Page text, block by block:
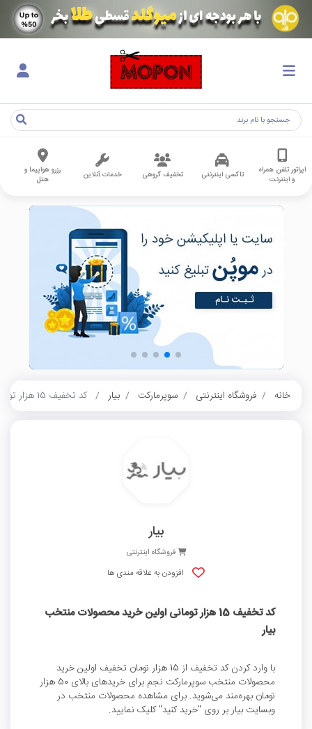
اپراتور تلفن همراه
و اینترنت
تاکسی اینترنتی تخفیف گروهی خدمات آنلاین
رزرو هواپیما و
هتل
خانه فروشگاه اینترنتی سوپرمارکت بیار کد تخفیف 15 هزار تومانی اولین خرید محصولات منتخب بیار
بیار
فروشگاه اینترنتی
افزودن به علاقه مندی ها
کد تخفیف 15 هزار تومانی اولین خرید محصولات منتخب
بیار
با وارد کردن کد تخفیف از 15 هزار تومان تخفیف اولین خرید
محصولات منتخب سوپرمارکت نجم برای خریدهای بالای 50 هزار
تومان بهره‌مند می‌شوید. برای مشاهده محصولات منتخب در
وبسایت بیار بر روی "خرید کنید" کلیک نمایید.